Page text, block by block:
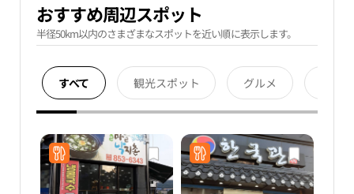
おすすめ周辺スポット
半径50km以内のさまざまなスポットを近い順に表示します。
すべて 観光スポット グルメ